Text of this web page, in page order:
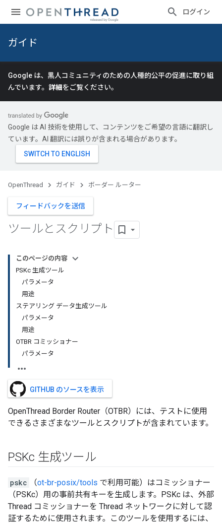
ログイン
ガイド
Google は、黒人コミュニティのための人種的公平の促進に取り組
んでいます。 詳細をご覧ください。
Google は AI 技術を使用して、コンテンツをご希望の言語に翻訳し
ています。AI 翻訳には誤りが含まれる場合があります。
OpenThread ガイド ボーダー ルーター
フィードバックを送信
ツールとスクリプト
このページの内容
PSKc 生成ツール
パラメータ
用途
ステアリング データ生成ツール
パラメータ
用途
OTBR コミッショナー
パラメータ
GITHUB のソースを表示
OpenThread Border Router（OTBR）には、テストに使用
できるさまざまなツールとスクリプトが含まれています。
PSKc 生成ツール
pskc （ot-br-posix/tools で利用可能）はコミッショナー
（PSKc）用の事前共有キーを生成します。PSKc は、外部
Thread コミッショナーを Thread ネットワークに対して認
証するために使用されます。このツールを使用するには、